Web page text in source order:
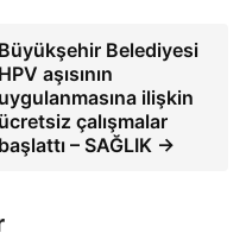
Büyükşehir Belediyesi
HPV aşısının
uygulanmasına ilişkin
ücretsiz çalışmalar
başlattı – SAĞLIK →